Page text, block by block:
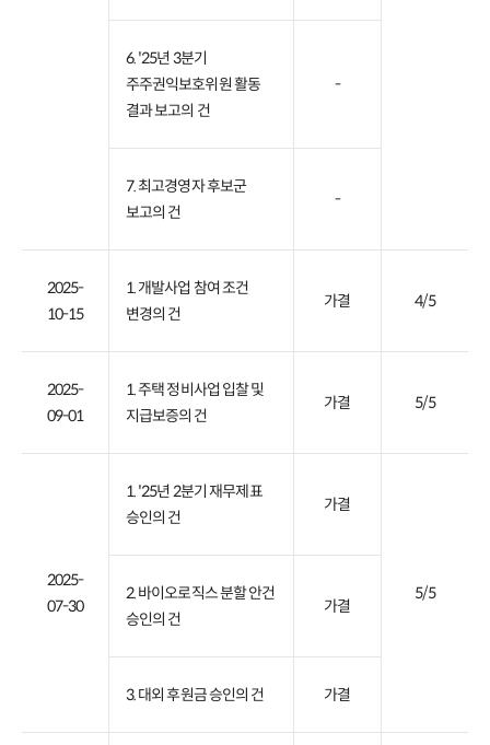
6. '25년 3분기
주주권익보호위원 활동
결과 보고의 건
-
7. 최고경영자 후보군
보고의 건
-
2025-
10-15
1. 개발사업 참여 조건
변경의 건
가결 4/5
2025-
09-01
1. 주택 정비사업 입찰 및
지급보증의 건
가결 5/5
2025-
07-30
1. '25년 2분기 재무제표
승인의 건
가결
5/5
2. 바이오로직스 분할 안건
승인의 건
가결
3. 대외 후원금 승인의 건 가결